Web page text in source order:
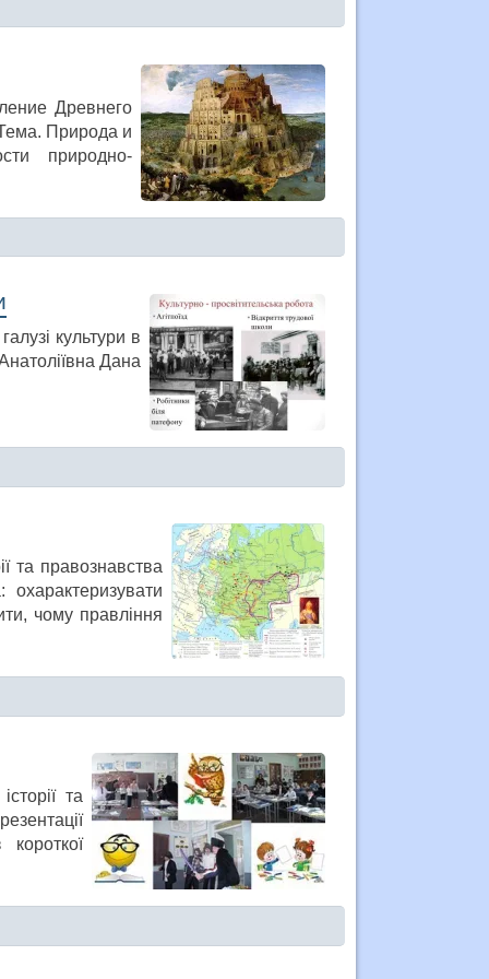
Древнего
Тема. Природа и
природно-
культури в
Дана
та правознавства
чому правління
та